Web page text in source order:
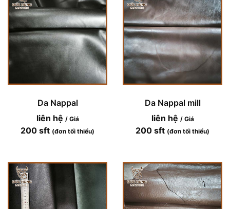
Da Nappal
liên hệ / Giá
200 sft (đơn tối thiểu)
Da Nappal mill
liên hệ / Giá
200 sft (đơn tối thiểu)